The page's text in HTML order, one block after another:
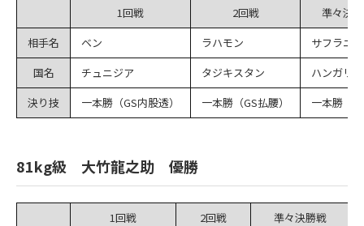
1回戦 2回戦
準々決
相手名
ベン ラハモン
サフラニィ
国名
チュニジア タジキスタン
ハンガリー
決り技
一本勝（GS内股透） 一本勝（GS払腰） 一本勝（
81kg級 大竹龍之助 優勝
1回戦 2回戦
準々決勝戦